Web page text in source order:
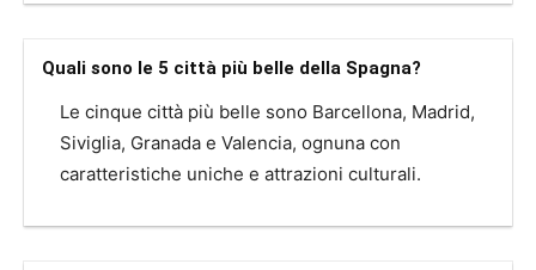
Quali sono le 5 città più belle della Spagna?
Le cinque città più belle sono Barcellona, Madrid,
Siviglia, Granada e Valencia, ognuna con
caratteristiche uniche e attrazioni culturali.